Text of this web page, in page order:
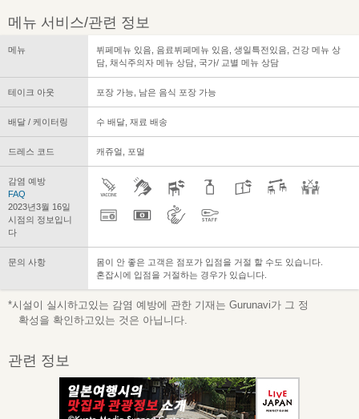
메뉴 서비스/관련 정보
메뉴
뷔페메뉴 있음, 음료뷔페메뉴 있음, 생일특전있음, 건강 메뉴 상
담, 채식주의자 메뉴 상담, 국가/ 교별 메뉴 상담
테이크 아웃 포장 가능, 남은 음식 포장 가능
배달 / 케이터링 수 배달, 재료 배송
드레스 코드 캐쥬얼, 포멀
감염 예방
FAQ
2023년3월 16일
시점의 정보입니
다
문의 사항
몸이 안 좋은 고객은 점포가 입점을 거절 할 수도 있습니다.
혼잡시에 입점을 거절하는 경우가 있습니다.
*시설이 실시하고있는 감염 예방에 관한 기재는 Gurunavi가 그 정
확성을 확인하고있는 것은 아닙니다.
관련 정보